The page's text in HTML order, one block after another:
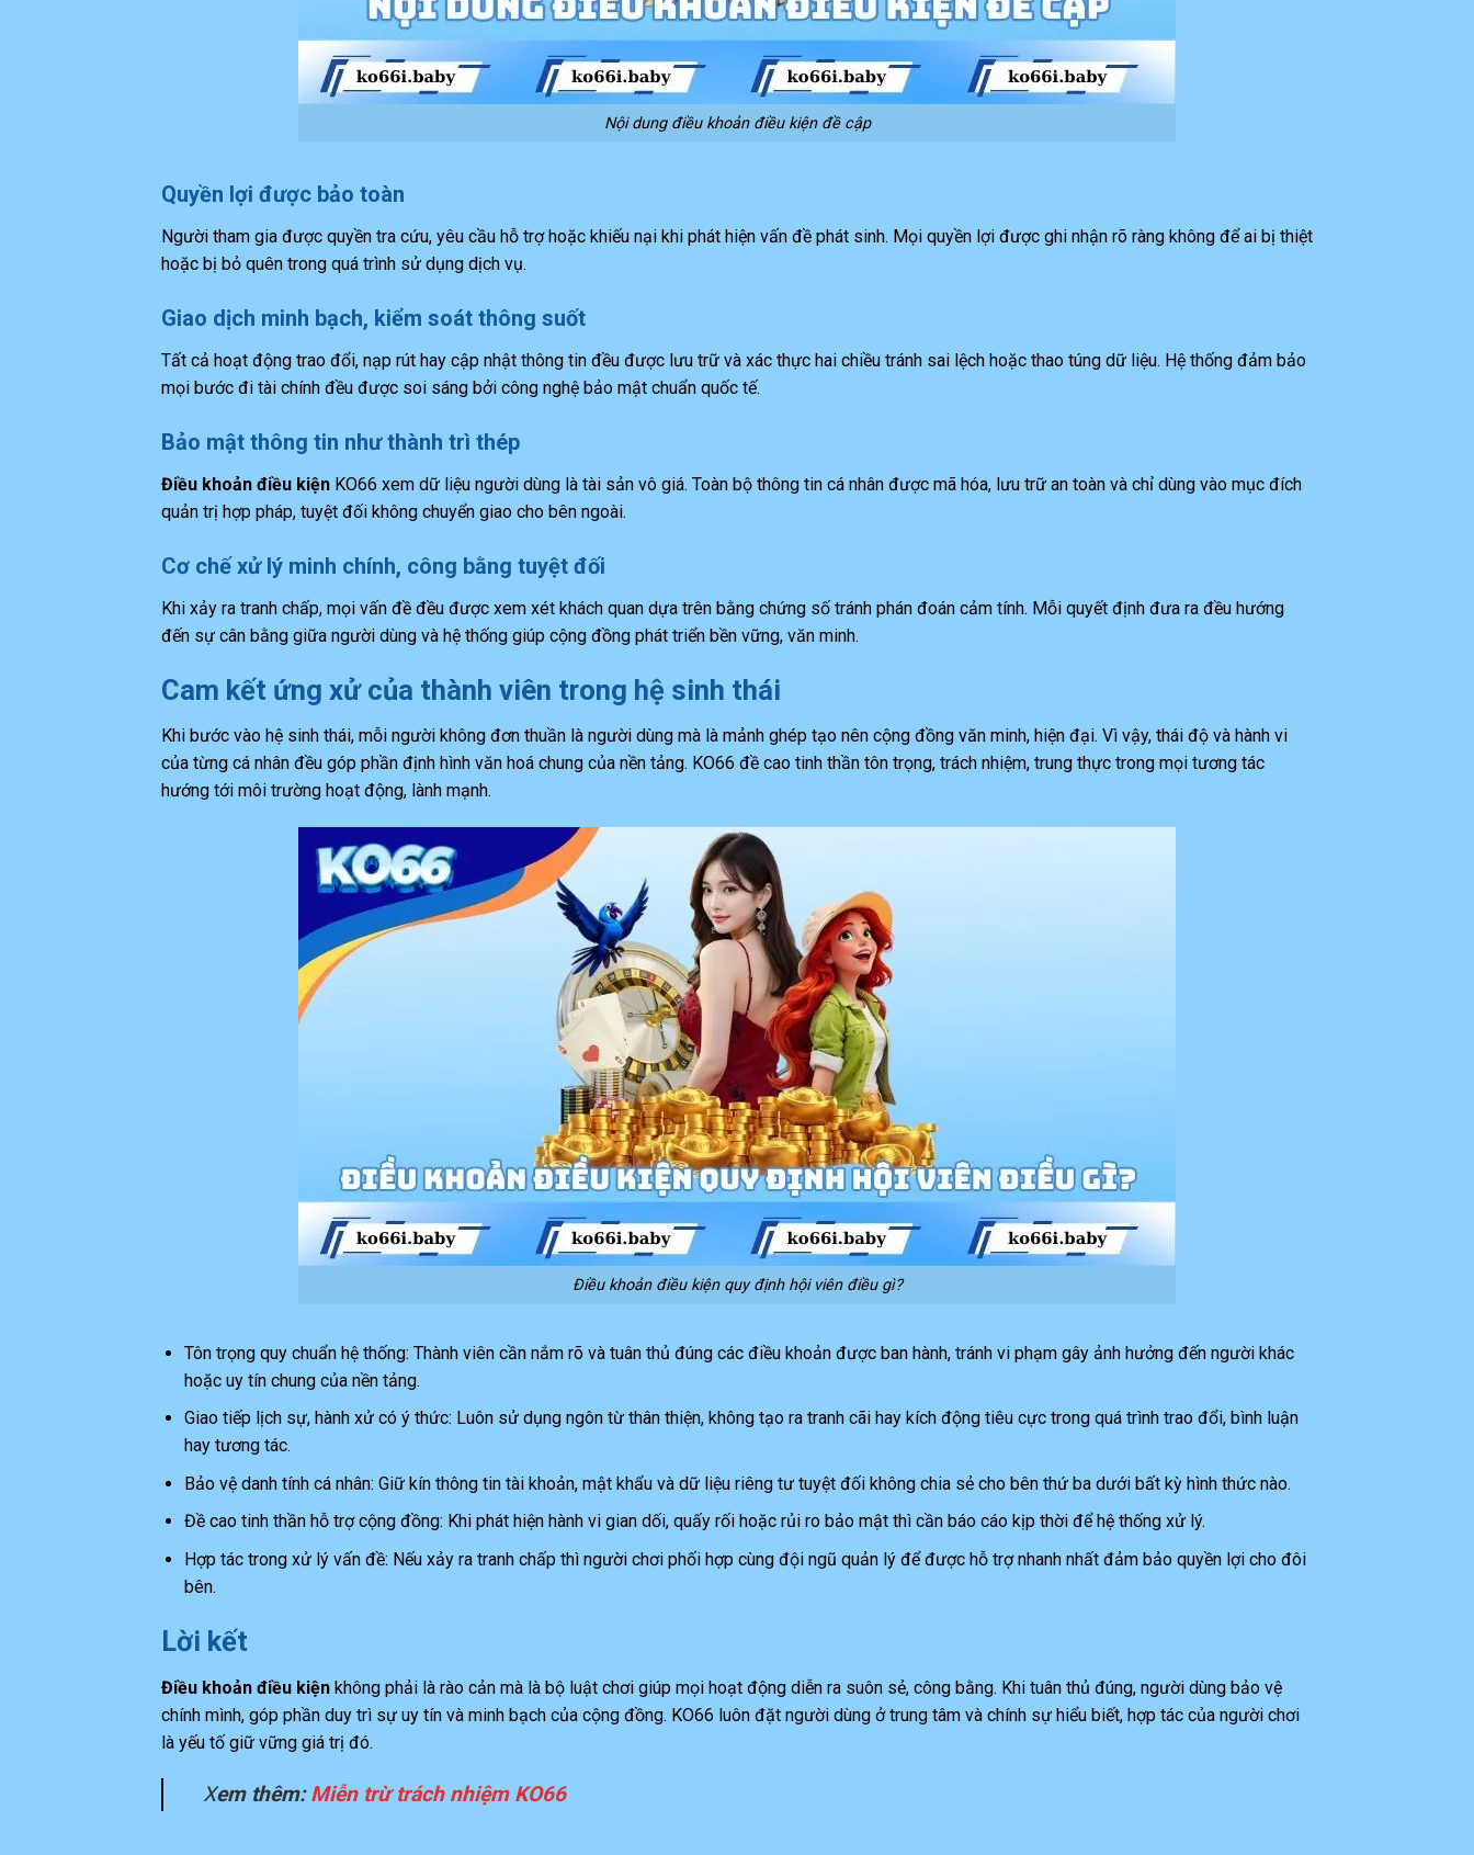
Nội dung điều khoản điều kiện đề cập
Quyền lợi được bảo toàn
Người tham gia được quyền tra cứu, yêu cầu hỗ trợ hoặc khiếu nại khi phát hiện vấn đề phát sinh. Mọi quyền lợi được ghi nhận rõ ràng không để ai bị thiệt
hoặc bị bỏ quên trong quá trình sử dụng dịch vụ.
Giao dịch minh bạch, kiểm soát thông suốt
Tất cả hoạt động trao đổi, nạp rút hay cập nhật thông tin đều được lưu trữ và xác thực hai chiều tránh sai lệch hoặc thao túng dữ liệu. Hệ thống đảm bảo
mọi bước đi tài chính đều được soi sáng bởi công nghệ bảo mật chuẩn quốc tế.
Bảo mật thông tin như thành trì thép
Điều khoản điều kiện KO66 xem dữ liệu người dùng là tài sản vô giá. Toàn bộ thông tin cá nhân được mã hóa, lưu trữ an toàn và chỉ dùng vào mục đích
quản trị hợp pháp, tuyệt đối không chuyển giao cho bên ngoài.
Cơ chế xử lý minh chính, công bằng tuyệt đối
Khi xảy ra tranh chấp, mọi vấn đề đều được xem xét khách quan dựa trên bằng chứng số tránh phán đoán cảm tính. Mỗi quyết định đưa ra đều hướng
đến sự cân bằng giữa người dùng và hệ thống giúp cộng đồng phát triển bền vững, văn minh.
Cam kết ứng xử của thành viên trong hệ sinh thái
Khi bước vào hệ sinh thái, mỗi người không đơn thuần là người dùng mà là mảnh ghép tạo nên cộng đồng văn minh, hiện đại. Vì vậy, thái độ và hành vi
của từng cá nhân đều góp phần định hình văn hoá chung của nền tảng. KO66 đề cao tinh thần tôn trọng, trách nhiệm, trung thực trong mọi tương tác
hướng tới môi trường hoạt động, lành mạnh.
Điều khoản điều kiện quy định hội viên điều gì?
Tôn trọng quy chuẩn hệ thống: Thành viên cần nắm rõ và tuân thủ đúng các điều khoản được ban hành, tránh vi phạm gây ảnh hưởng đến người khác
hoặc uy tín chung của nền tảng.
Giao tiếp lịch sự, hành xử có ý thức: Luôn sử dụng ngôn từ thân thiện, không tạo ra tranh cãi hay kích động tiêu cực trong quá trình trao đổi, bình luận
hay tương tác.
Bảo vệ danh tính cá nhân: Giữ kín thông tin tài khoản, mật khẩu và dữ liệu riêng tư tuyệt đối không chia sẻ cho bên thứ ba dưới bất kỳ hình thức nào.
Đề cao tinh thần hỗ trợ cộng đồng: Khi phát hiện hành vi gian dối, quấy rối hoặc rủi ro bảo mật thì cần báo cáo kịp thời để hệ thống xử lý.
Hợp tác trong xử lý vấn đề: Nếu xảy ra tranh chấp thì người chơi phối hợp cùng đội ngũ quản lý để được hỗ trợ nhanh nhất đảm bảo quyền lợi cho đôi
bên.
Lời kết
Điều khoản điều kiện không phải là rào cản mà là bộ luật chơi giúp mọi hoạt động diễn ra suôn sẻ, công bằng. Khi tuân thủ đúng, người dùng bảo vệ
chính mình, góp phần duy trì sự uy tín và minh bạch của cộng đồng. KO66 luôn đặt người dùng ở trung tâm và chính sự hiểu biết, hợp tác của người chơi
là yếu tố giữ vững giá trị đó.
Xem thêm:Miễn trừ trách nhiệm KO66